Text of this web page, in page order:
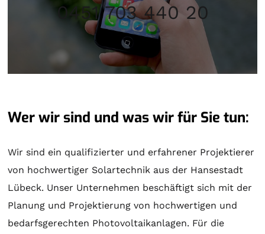
0451 703 440 20
Wer wir sind und was wir für Sie tun:
Wir sind ein qualifizierter und erfahrener Projektierer
von hochwertiger Solartechnik aus der Hansestadt
Lübeck. Unser Unternehmen beschäftigt sich mit der
Planung und Projektierung von hochwertigen und
bedarfsgerechten Photovoltaikanlagen. Für die